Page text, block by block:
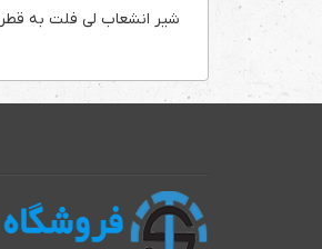
شیر انشعاب لی فلت به